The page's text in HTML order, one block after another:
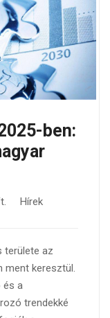
ben:
Hírek
területe az
ment keresztül.
és a
trendekké